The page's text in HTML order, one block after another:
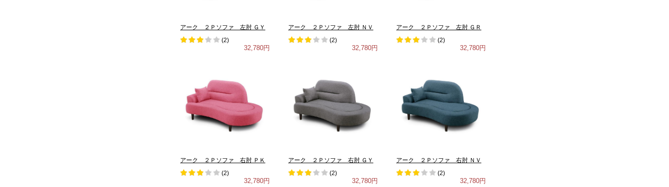
アーク ２Ｐソファ 左肘 ＧＹ
(2)
32,780円
アーク ２Ｐソファ 左肘 ＮＶ
(2)
32,780円
アーク ２Ｐソファ 左肘 ＧＲ
(2)
32,780円
アーク ２Ｐソファ 右肘 ＰＫ
(2)
32,780円
アーク ２Ｐソファ 右肘 ＧＹ
(2)
32,780円
アーク ２Ｐソファ 右肘 ＮＶ
(2)
32,780円